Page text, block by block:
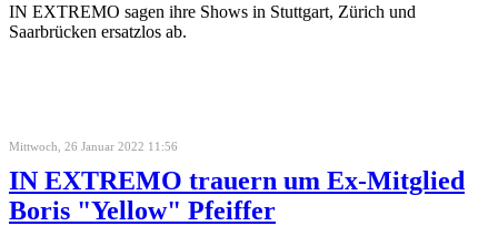
IN EXTREMO sagen ihre Shows in Stuttgart, Zürich und
Saarbrücken ersatzlos ab.
Mittwoch, 26 Januar 2022 11:56
IN EXTREMO trauern um Ex-Mitglied
Boris "Yellow" Pfeiffer